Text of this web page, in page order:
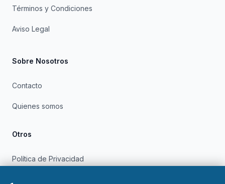
Términos y Condiciones
Aviso Legal
Sobre Nosotros
Contacto
Quienes somos
Otros
Política de Privacidad